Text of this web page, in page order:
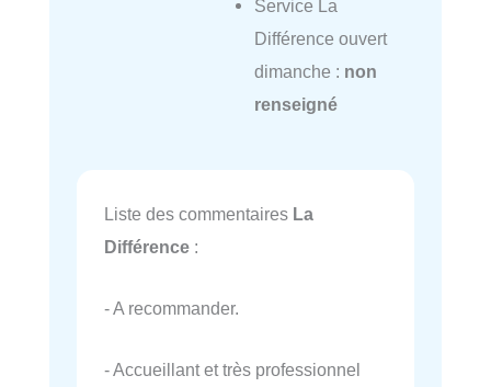
Service La
Différence ouvert
dimanche : non
renseigné
Liste des commentaires La
Différence :
- A recommander.
- Accueillant et très professionnel